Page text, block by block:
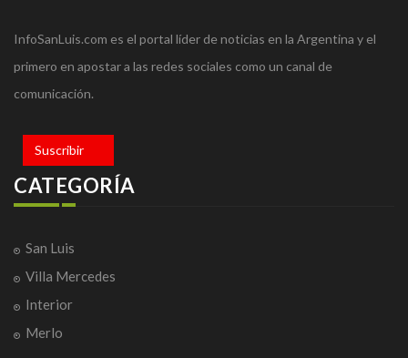
InfoSanLuis.com es el portal líder de noticias en la Argentina y el
primero en apostar a las redes sociales como un canal de
comunicación.
Suscribir
CATEGORÍA
San Luis
Villa Mercedes
Interior
Merlo